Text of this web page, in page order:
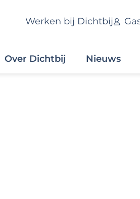
Werken bij Dichtbij
Over Dichtbij Nieuws